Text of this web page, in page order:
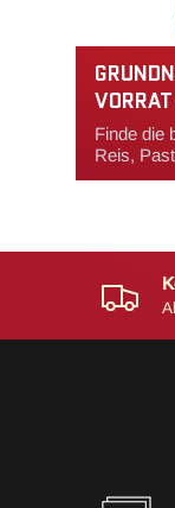
Finde die
Reis,